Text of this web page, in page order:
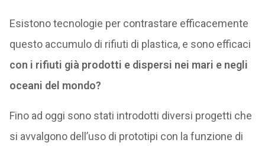
Esistono tecnologie per contrastare efficacemente
questo accumulo di rifiuti di plastica, e sono efficaci
con i rifiuti già prodotti e dispersi nei mari e negli
oceani del mondo?
Fino ad oggi sono stati introdotti diversi progetti che
si avvalgono dell’uso di prototipi con la funzione di